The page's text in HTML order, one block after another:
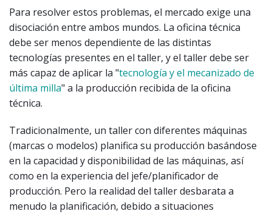
Para resolver estos problemas, el mercado exige una
disociación entre ambos mundos. La oficina técnica
debe ser menos dependiente de las distintas
tecnologías presentes en el taller, y el taller debe ser
más capaz de aplicar la "tecnología y el mecanizado de
última milla" a la producción recibida de la oficina
técnica.
Tradicionalmente, un taller con diferentes máquinas
(marcas o modelos) planifica su producción basándose
en la capacidad y disponibilidad de las máquinas, así
como en la experiencia del jefe/planificador de
producción. Pero la realidad del taller desbarata a
menudo la planificación, debido a situaciones